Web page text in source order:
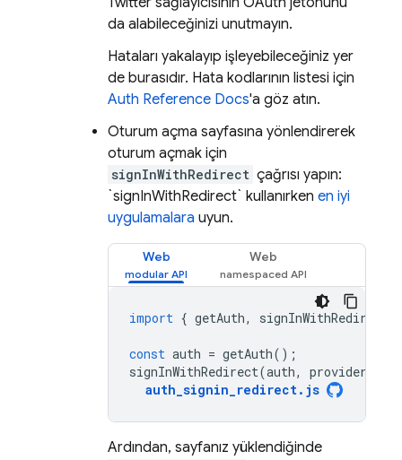
da alabileceğinizi unutmayın.
Hataları yakalayıp işleyebileceğiniz yer
de burasıdır. Hata kodlarının listesi için
Auth Reference Docs'a göz atın.
Oturum açma sayfasına yönlendirerek
oturum açmak için
signInWithRedirect çağrısı yapın:
`signInWithRedirect` kullanırken en iyi
uygulamalara uyun.
Web Web
import { getAuth, signInWithRedirect
const auth = getAuth();
signInWithRedirect(auth, provider
auth_signin_redirect. js
Ardından, sayfanız yüklendiğinde